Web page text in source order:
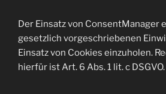
Der Einsatz von ConsentManager
gesetzlich vorgeschriebenen
Einsatz von Cookies einzuholen.
hierfür ist Art. 6 Abs. 1 lit. c DSGVO.